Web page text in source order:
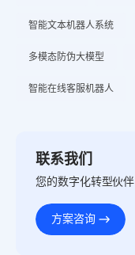
智能文本机器人系统
多模态防伪大模型
智能在线客服机器人
联系我们
您的数字化转型伙伴
方案咨询